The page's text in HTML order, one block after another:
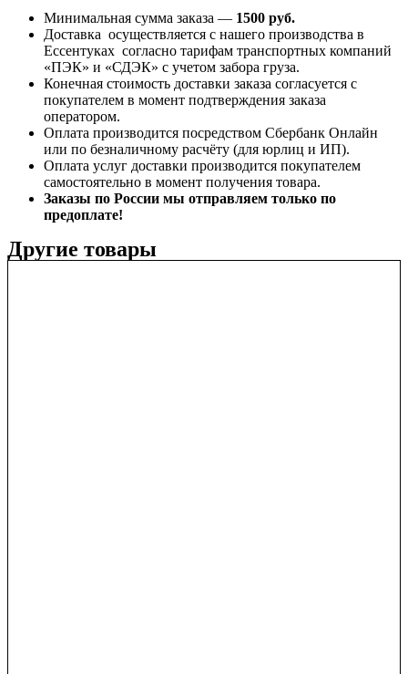
Минимальная сумма заказа — 1500 руб.
Доставка осуществляется с нашего производства в
Ессентуках согласно тарифам транспортных компаний
«ПЭК» и «СДЭК» с учетом забора груза.
Конечная стоимость доставки заказа согласуется с
покупателем в момент подтверждения заказа
оператором.
Оплата производится посредством Сбербанк Онлайн
или по безналичному расчёту (для юрлиц и ИП).
Оплата услуг доставки производится покупателем
самостоятельно в момент получения товара.
Заказы по России мы отправляем только по
предоплате!
Другие товары